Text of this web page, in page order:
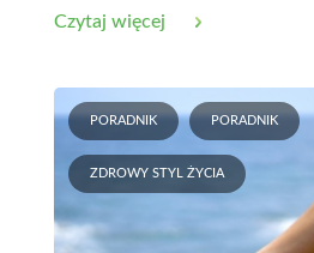
Czytaj więcej
PORADNIK PORADNIK
ZDROWY STYL ŻYCIA